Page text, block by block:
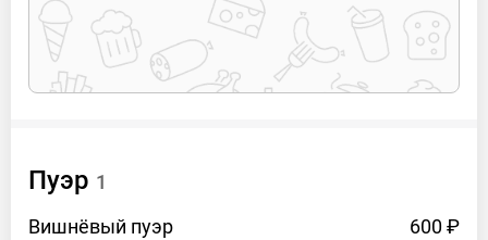
Пуэр 1
Вишнёвый пуэр 600 ₽